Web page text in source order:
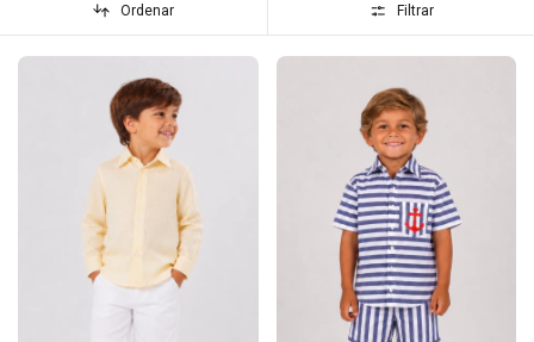
Ordenar Filtrar